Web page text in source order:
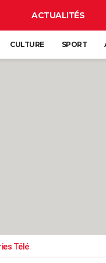
ACTUALITÉS
CULTURE SPORT
Télé